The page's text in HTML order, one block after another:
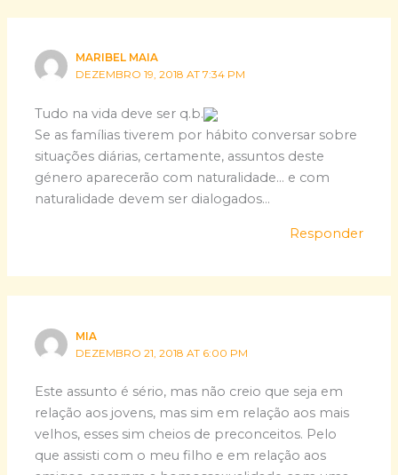
MARIBEL MAIA
DEZEMBRO 19, 2018 AT 7:34 PM
Tudo na vida deve ser q.b.
Se as famílias tiverem por hábito conversar sobre
situações diárias, certamente, assuntos deste
género aparecerão com naturalidade… e com
naturalidade devem ser dialogados…
Responder
MIA
DEZEMBRO 21, 2018 AT 6:00 PM
Este assunto é sério, mas não creio que seja em
relação aos jovens, mas sim em relação aos mais
velhos, esses sim cheios de preconceitos. Pelo
que assisti com o meu filho e em relação aos